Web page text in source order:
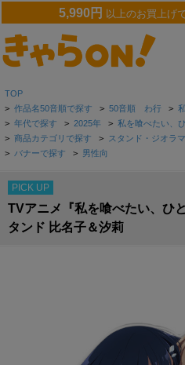
5,990円 以上のお買上げ
TOP
> 作品名50音順で探す > 50音順 わ行 >
> 年代で探す > 2025年 > 私を喰べたい、
> 商品カテゴリで探す > スタンド・ジオラマ
> バナーで探す > 男性向
PICK UP
TVアニメ『私を喰べたい、ひ
タンド 比名子＆汐莉